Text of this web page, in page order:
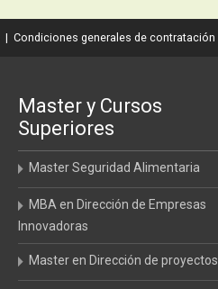
| Condiciones generales de contratación
Master y Cursos
Superiores
Master Seguridad Alimentaria
MBA en Dirección de Empresas
Innovadoras
Master en Dirección de proyectos